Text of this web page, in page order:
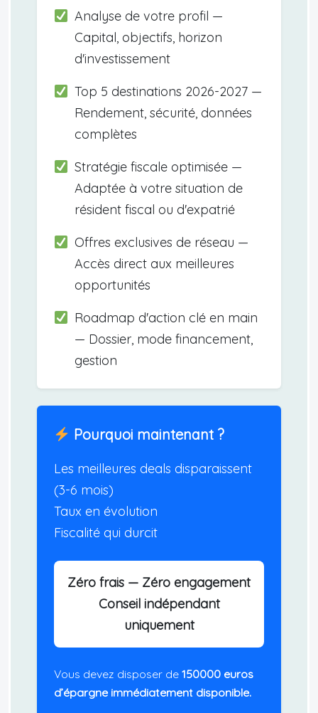
Analyse de votre profil —
Capital, objectifs, horizon
d'investissement
Top 5 destinations 2026-2027 —
Rendement, sécurité, données
complètes
Stratégie fiscale optimisée —
Adaptée à votre situation de
résident fiscal ou d'expatrié
Offres exclusives de réseau —
Accès direct aux meilleures
opportunités
Roadmap d'action clé en main
— Dossier, mode financement,
gestion
Pourquoi maintenant ?
Les meilleures deals disparaissent
(3-6 mois)
Taux en évolution
Fiscalité qui durcit
Zéro frais — Zéro engagement
Conseil indépendant
uniquement
Vous devez disposer de 150000 euros
d’épargne immédiatement disponible.